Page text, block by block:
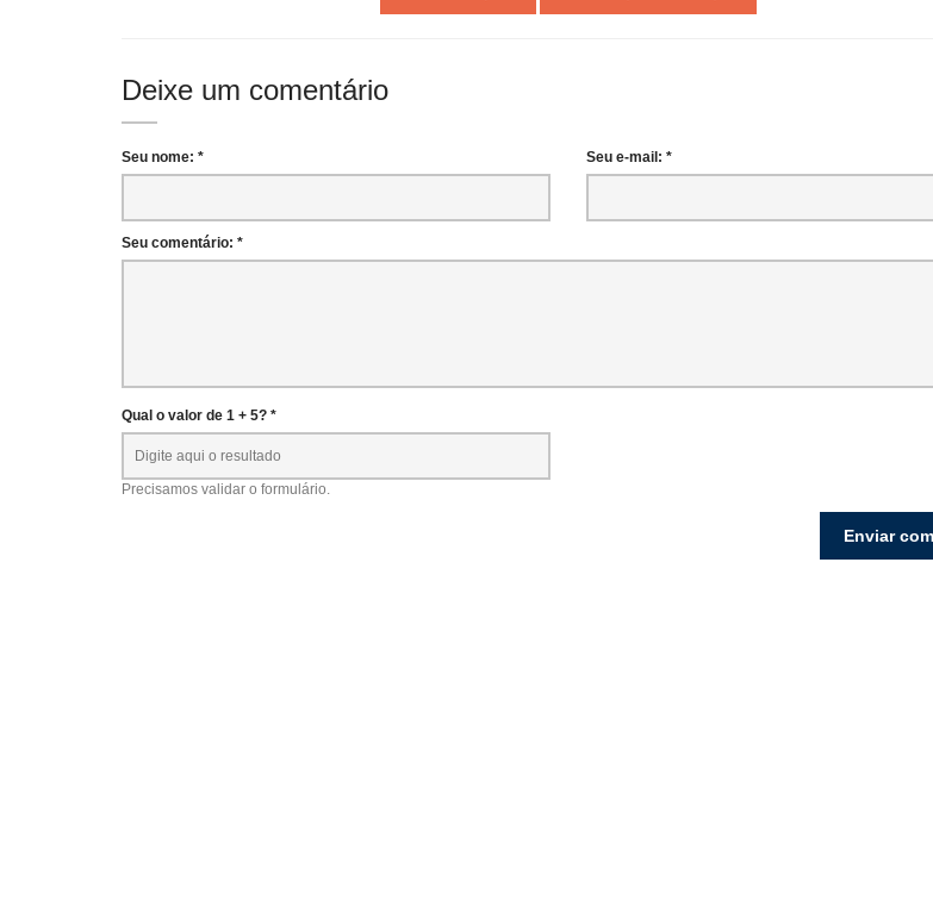
Deixe um comentário
Seu nome: * Seu e-mail: *
Seu comentário: *
Qual o valor de 1 + 5? *
Precisamos validar o formulário.